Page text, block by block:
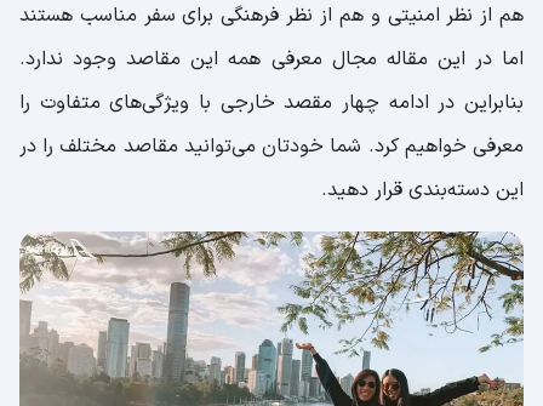
هم از نظر امنیتی و هم از نظر فرهنگی برای سفر مناسب هستند
اما در این مقاله مجال معرفی همه این مقاصد وجود ندارد.
بنابراین در ادامه چهار مقصد خارجی با ویژگی‌های متفاوت را
معرفی خواهیم کرد. شما خودتان می‌توانید مقاصد مختلف را در
این دسته‌بندی قرار دهید.